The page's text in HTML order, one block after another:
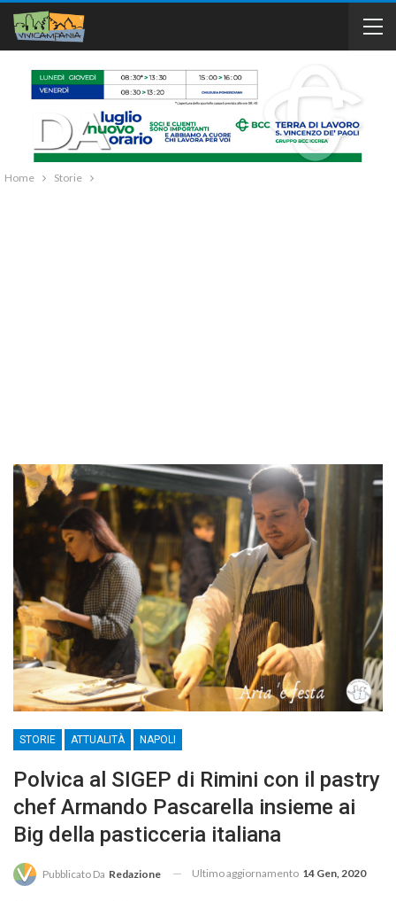
Home Storie
STORIE ATTUALITÀ NAPOLI
Polvica al SIGEP di Rimini con il pastry
chef Armando Pascarella insieme ai
Big della pasticceria italiana
Pubblicato Da Redazione Ultimo aggiornamento 14 Gen, 2020